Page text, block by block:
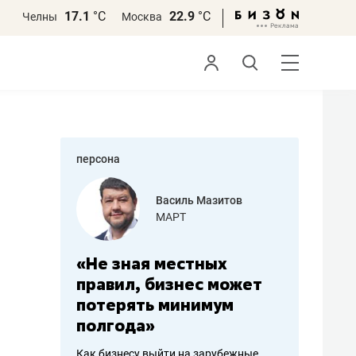
Челны 17.1 °С Москва 22.9 °С
персона
Роман Ободец
«Готовые решения»
«Мне лучше
не заработать вообще,
чем потерять
репутацию»